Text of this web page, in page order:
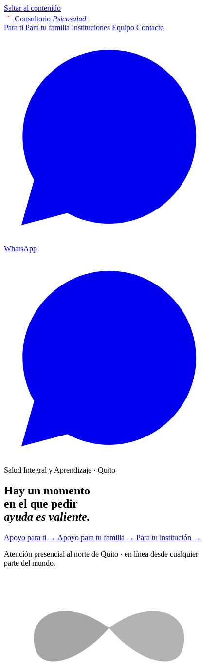
Saltar al contenido
Consultorio Psicosalud
Para ti Para tu familia Instituciones Equipo Contacto
WhatsApp
Salud Integral y Aprendizaje · Quito
Hay un momento
en el que pedir
ayuda es valiente.
Apoyo para ti → Apoyo para tu familia → Para tu institución →
Atención presencial al norte de Quito · en línea desde cualquier
parte del mundo.